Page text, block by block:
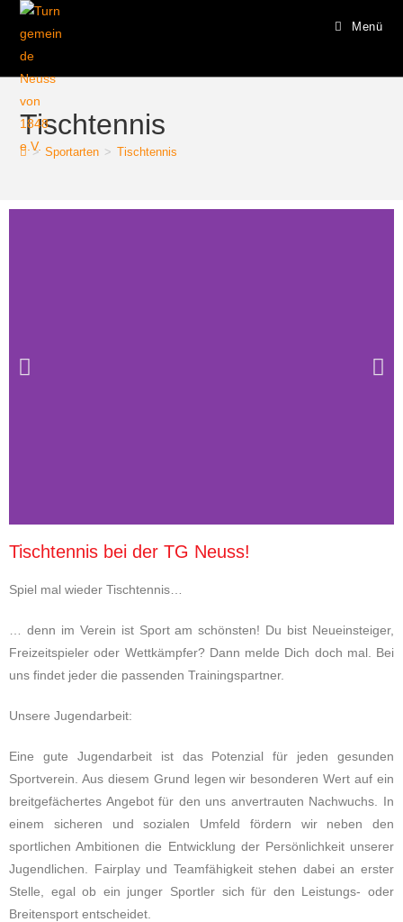
Menü
Tischtennis
> Sportarten > Tischtennis
Tischtennis bei der TG Neuss!
Spiel mal wieder Tischtennis…
… denn im Verein ist Sport am schönsten! Du bist Neueinsteiger,
Freizeitspieler oder Wettkämpfer? Dann melde Dich doch mal. Bei
uns findet jeder die passenden Trainingspartner.
Unsere Jugendarbeit:
Eine gute Jugendarbeit ist das Potenzial für jeden gesunden
Sportverein. Aus diesem Grund legen wir besonderen Wert auf ein
breitgefächertes Angebot für den uns anvertrauten Nachwuchs. In
einem sicheren und sozialen Umfeld fördern wir neben den
sportlichen Ambitionen die Entwicklung der Persönlichkeit unserer
Jugendlichen. Fairplay und Teamfähigkeit stehen dabei an erster
Stelle, egal ob ein junger Sportler sich für den Leistungs- oder
Breitensport entscheidet.